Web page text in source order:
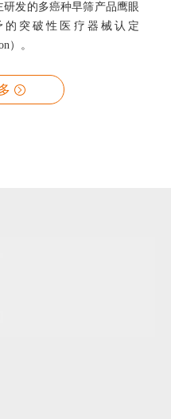
研发的多癌种早筛产品鹰眼
的突破性医疗器械认定
）。